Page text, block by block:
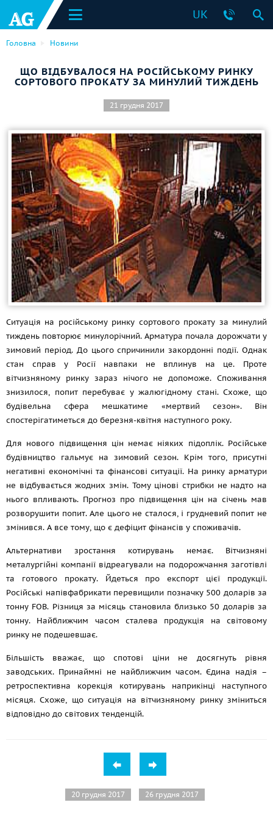
UK
Головна Новини
ЩО ВІДБУВАЛОСЯ НА РОСІЙСЬКОМУ РИНКУ
СОРТОВОГО ПРОКАТУ ЗА МИНУЛИЙ ТИЖДЕНЬ
21 грудня 2017
Ситуація на російському ринку сортового прокату за минулий
тиждень повторює минулорічний. Арматура почала дорожчати у
зимовий період. До цього спричинили закордонні події. Однак
стан справ у Росії навпаки не вплинув на це. Проте
вітчизняному ринку зараз нічого не допоможе. Споживання
знизилося, попит перебуває у жалюгідному стані. Схоже, що
будівельна сфера мешкатиме «мертвий сезон». Він
спостерігатиметься до березня-квітня наступного року.
Для нового підвищення цін немає ніяких підоплік. Російське
будівництво гальмує на зимовий сезон. Крім того, присутні
негативні економічні та фінансові ситуації. На ринку арматури
не відбувається жодних змін. Тому цінові стрибки не надто на
нього впливають. Прогноз про підвищення цін на січень мав
розворушити попит. Але цього не сталося, і грудневий попит не
змінився. А все тому, що є дефіцит фінансів у споживачів.
Альтернативи зростання котирувань немає. Вітчизняні
металургійні компанії відреагували на подорожчання заготівлі
та готового прокату. Йдеться про експорт цієї продукції.
Російські напівфабрикати перевищили позначку 500 доларів за
тонну FOB. Різниця за місяць становила близько 50 доларів за
тонну. Найближчим часом сталева продукція на світовому
ринку не подешевшає.
Більшість вважає, що спотові ціни не досягнуть рівня
заводських. Принаймні не найближчим часом. Єдина надія –
ретроспективна корекція котирувань наприкінці наступного
місяця. Схоже, що ситуація на вітчизняному ринку зміниться
відповідно до світових тенденцій.
20 грудня 2017 26 грудня 2017